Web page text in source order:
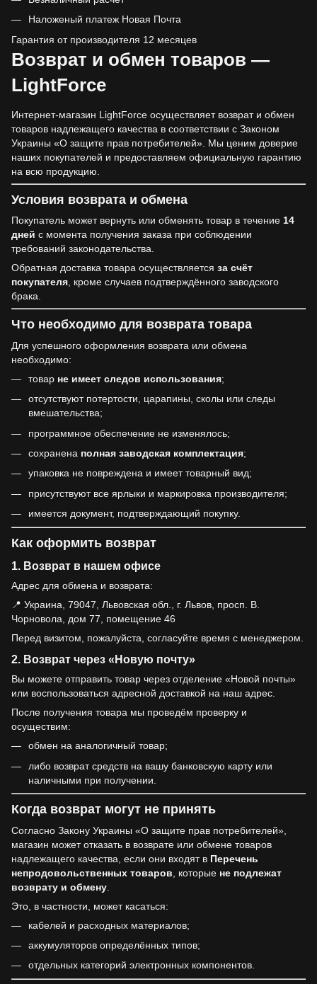
Наложеный платеж Новая Почта
Гарантия от производителя 12 месяцев
Возврат и обмен товаров —
LightForce
Интернет-магазин LightForce осуществляет возврат и обмен
товаров надлежащего качества в соответствии с Законом
Украины «О защите прав потребителей». Мы ценим доверие
наших покупателей и предоставляем официальную гарантию
на всю продукцию.
Условия возврата и обмена
Покупатель может вернуть или обменять товар в течение 14
дней с момента получения заказа при соблюдении
требований законодательства.
Обратная доставка товара осуществляется за счёт
покупателя, кроме случаев подтверждённого заводского
брака.
Что необходимо для возврата товара
Для успешного оформления возврата или обмена
необходимо:
товар не имеет следов использования;
отсутствуют потертости, царапины, сколы или следы
вмешательства;
программное обеспечение не изменялось;
сохранена полная заводская комплектация;
упаковка не повреждена и имеет товарный вид;
присутствуют все ярлыки и маркировка производителя;
имеется документ, подтверждающий покупку.
Как оформить возврат
1. Возврат в нашем офисе
Адрес для обмена и возврата:
📍 Украина, 79047, Львовская обл., г. Львов, просп. В.
Чорновола, дом 77, помещение 46
Перед визитом, пожалуйста, согласуйте время с менеджером.
2. Возврат через «Новую почту»
Вы можете отправить товар через отделение «Новой почты»
или воспользоваться адресной доставкой на наш адрес.
После получения товара мы проведём проверку и
осуществим:
обмен на аналогичный товар;
либо возврат средств на вашу банковскую карту или
наличными при получении.
Когда возврат могут не принять
Согласно Закону Украины «О защите прав потребителей»,
магазин может отказать в возврате или обмене товаров
надлежащего качества, если они входят в Перечень
непродовольственных товаров , которые не подлежат
возврату и обмену
Это, в частности, может касаться:
кабелей и расходных материалов;
аккумуляторов определённых типов;
отдельных категорий электронных компонентов.